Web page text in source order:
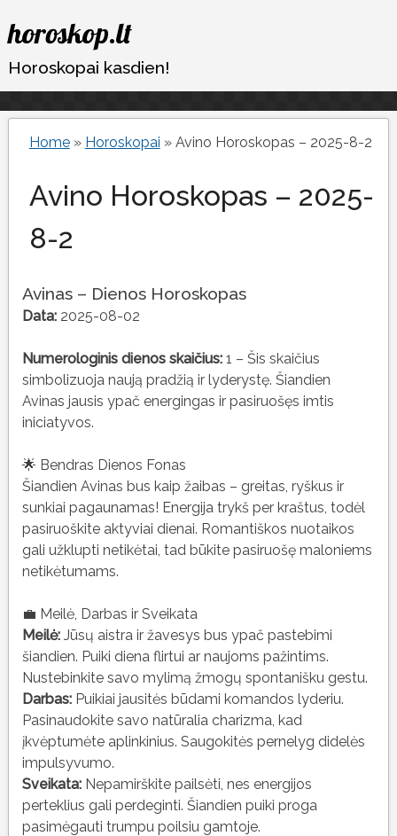
Eiti
prie
turinio
horoskop.lt
Horoskopai kasdien!
Home» Horoskopai » Avino Horoskopas – 2025-8-2
Avino Horoskopas – 2025-
8-2
Avinas – Dienos Horoskopas
Data:2025-08-02
Numerologinis dienos skaičius:1 – Šis skaičius
simbolizuoja naują pradžią ir lyderystę. Šiandien
Avinas jausis ypač energingas ir pasiruošęs imtis
iniciatyvos.
🌟 Bendras Dienos Fonas
Šiandien Avinas bus kaip žaibas – greitas, ryškus ir
sunkiai pagaunamas! Energija trykš per kraštus, todėl
pasiruoškite aktyviai dienai. Romantiškos nuotaikos
gali užklupti netikėtai, tad būkite pasiruošę maloniems
netikėtumams.
💼 Meilė, Darbas ir Sveikata
Meilė:Jūsų aistra ir žavesys bus ypač pastebimi
šiandien. Puiki diena flirtui ar naujoms pažintims.
Nustebinkite savo mylimą žmogų spontanišku gestu.
Darbas:Puikiai jausitės būdami komandos lyderiu.
Pasinaudokite savo natūralia charizma, kad
įkvėptumėte aplinkinius. Saugokitės pernelyg didelės
impulsyvumo.
Sveikata:Nepamirškite pailsėti, nes energijos
perteklius gali perdeginti. Šiandien puiki proga
pasimėgauti trumpu poilsiu gamtoje.